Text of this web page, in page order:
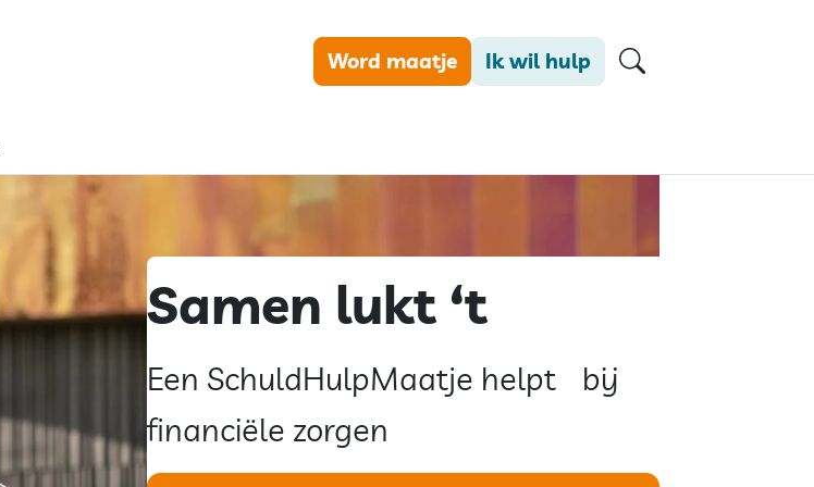
Word maatje Ik wil hulp
Samen lukt ‘t
Een SchuldHulpMaatje helpt bij
financiële zorgen